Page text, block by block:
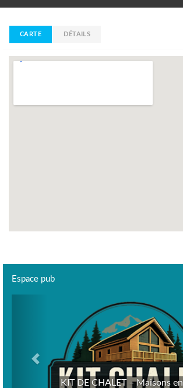
CARTE DÉTAILS
Espace pub
KIT DE CHALET – Maisons en